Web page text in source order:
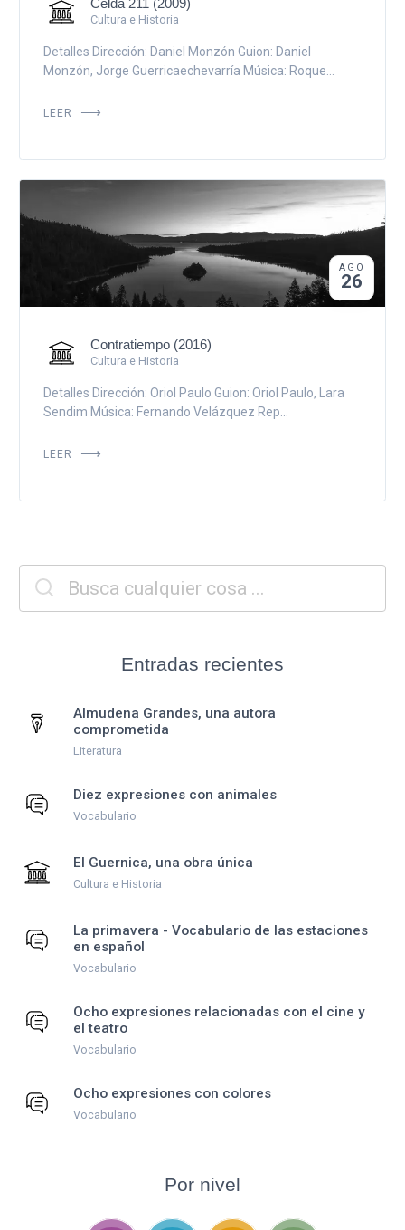
Cultura e Historia
Detalles Dirección: Daniel Monzón Guion: Daniel
Monzón, Jorge Guerricaechevarría Música: Roque...
LEER
AGO
26
Contratiempo (2016)
Cultura e Historia
Detalles Dirección: Oriol Paulo Guion: Oriol Paulo, Lara
Sendim Música: Fernando Velázquez Rep...
LEER
Entradas recientes
Almudena Grandes, una autora
comprometida
Literatura
Diez expresiones con animales
Vocabulario
El Guernica, una obra única
Cultura e Historia
La primavera - Vocabulario de las estaciones
en español
Vocabulario
Ocho expresiones relacionadas con el cine y
el teatro
Vocabulario
Ocho expresiones con colores
Vocabulario
Por nivel